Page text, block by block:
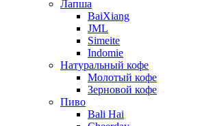
Лапша
BaiXiang
JML
Simeite
Indomie
Натуральный кофе
Молотый кофе
Зерновой кофе
Пиво
Bali Hai